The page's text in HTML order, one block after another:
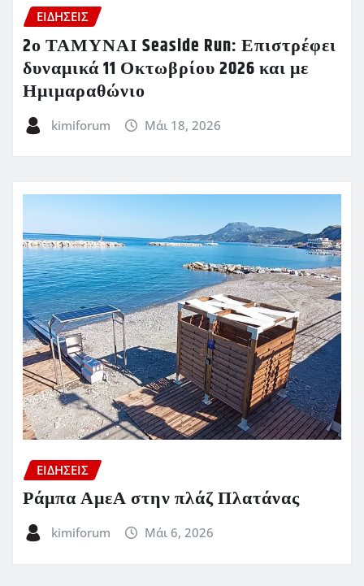
ΕΙΔΗΣΕΙΣ
2ο ΤΑΜΥΝΑΙ Seaside Run: Επιστρέφει
δυναμικά 11 Οκτωβρίου 2026 και με
Ημιμαραθώνιο
kimiforum Μάι 18, 2026
ΕΙΔΗΣΕΙΣ
Ράμπα ΑμεΑ στην πλάζ Πλατάνας
kimiforum Μάι 6, 2026